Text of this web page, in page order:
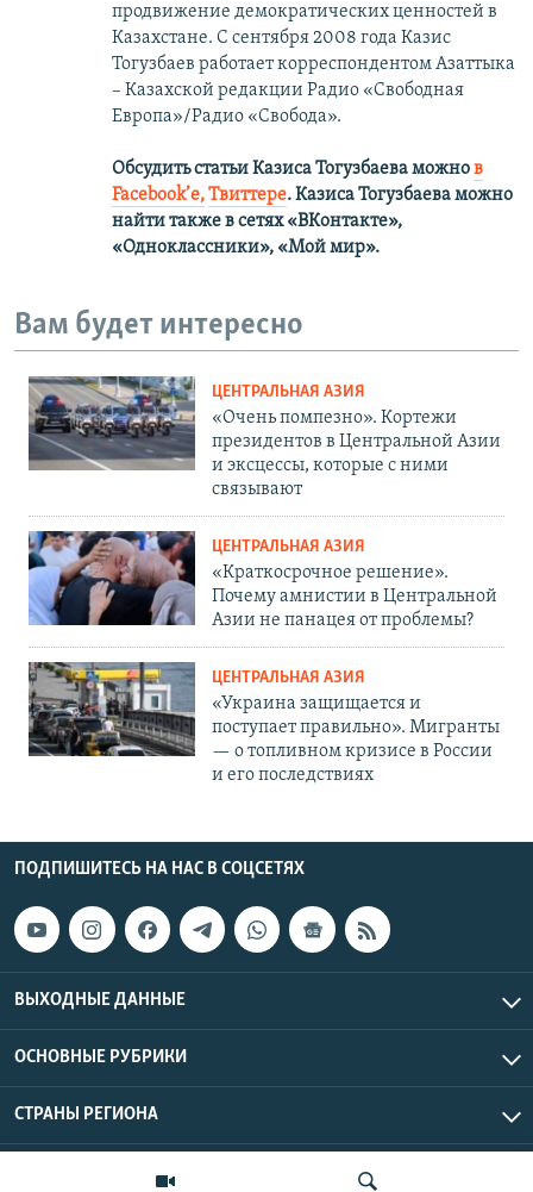
продвижение демократических ценностей в
Казахстане. С сентября 2008 года Казис
Тогузбаев работает корреспондентом Азаттыка
– Казахской редакции Радио «Свободная
Европа»/Радио «Свобода».
Обсудить статьи Казиса Тогузбаева можнов
Facebook’е,Твиттере.Казиса Тогузбаева можно
найти также в сетях«ВКонтакте»,
«Одноклассники», «Мой мир».
Вам будет интересно
ЦЕНТРАЛЬНАЯ АЗИЯ
«Очень помпезно». Кортежи
президентов в Центральной Азии
и эксцессы, которые с ними
связывают
ЦЕНТРАЛЬНАЯ АЗИЯ
«Краткосрочное решение».
Почему амнистии в Центральной
Азии не панацея от проблемы?
ЦЕНТРАЛЬНАЯ АЗИЯ
«Украина защищается и
поступает правильно». Мигранты
— о топливном кризисе в России
и его последствиях
ПОДПИШИТЕСЬ НА НАС В СОЦСЕТЯХ
ВЫХОДНЫЕ ДАННЫЕ
ОСНОВНЫЕ РУБРИКИ
СТРАНЫ РЕГИОНА
Азаттык Азия © 2026 RFE/RL, Inc. | Все права защищены.